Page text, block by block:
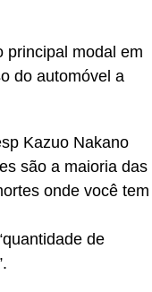
principal modal em
do automóvel a
Kazuo Nakano
são a maioria das
onde você tem
de